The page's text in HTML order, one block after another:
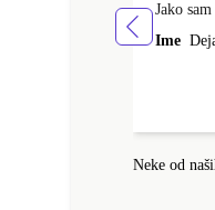
Jako
Ime
Neke od